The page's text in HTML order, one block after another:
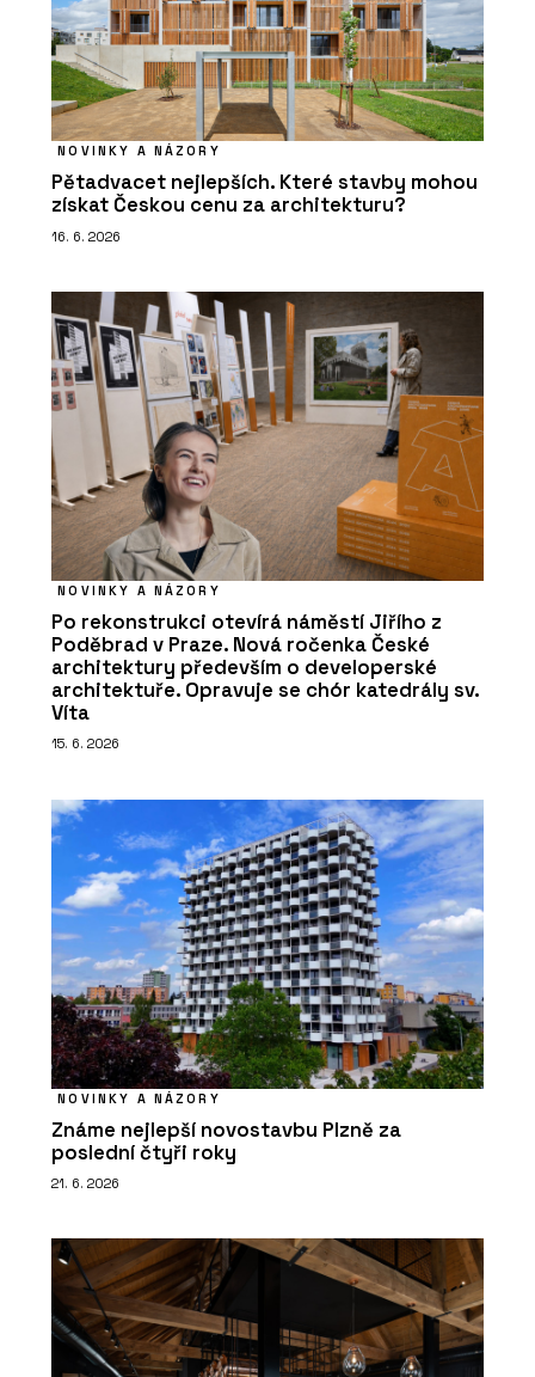
NOVINKY A NÁZORY
Pětadvacet nejlepších. Které stavby mohou
získat Českou cenu za architekturu?
16. 6. 2026
NOVINKY A NÁZORY
Po rekonstrukci otevírá náměstí Jiřího z
Poděbrad v Praze. Nová ročenka České
architektury především o developerské
architektuře. Opravuje se chór katedrály sv.
Víta
15. 6. 2026
NOVINKY A NÁZORY
Známe nejlepší novostavbu Plzně za
poslední čtyři roky
21. 6. 2026